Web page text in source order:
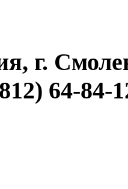
г.
64-84-